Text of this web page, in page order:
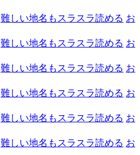
難しい地名もスラスラ読める お
難しい地名もスラスラ読める お
難しい地名もスラスラ読める お
難しい地名もスラスラ読める お
難しい地名もスラスラ読める お
難しい地名もスラスラ読める お